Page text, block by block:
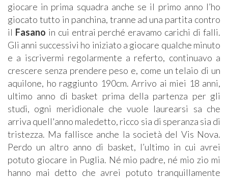
giocare in prima squadra anche se il primo anno l’ho
giocato tutto in panchina, tranne ad una partita contro
il Fasano in cui entrai perché eravamo carichi di falli.
Gli anni successivi ho iniziato a giocare qualche minuto
e a iscrivermi regolarmente a referto, continuavo a
crescere senza prendere peso e, come un telaio di un
aquilone, ho raggiunto 190cm. Arrivo ai miei 18 anni,
ultimo anno di basket prima della partenza per gli
studi, ogni meridionale che vuole laurearsi sa che
arriva quell'anno maledetto, ricco sia di speranza sia di
tristezza. Ma fallisce anche la società del Vis Nova.
Perdo un altro anno di basket, l’ultimo in cui avrei
potuto giocare in Puglia. Né mio padre, né mio zio mi
hanno mai detto che avrei potuto tranquillamente